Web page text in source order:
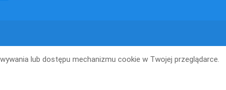
lub dostępu mechanizmu cookie w Twojej przeglądarce.